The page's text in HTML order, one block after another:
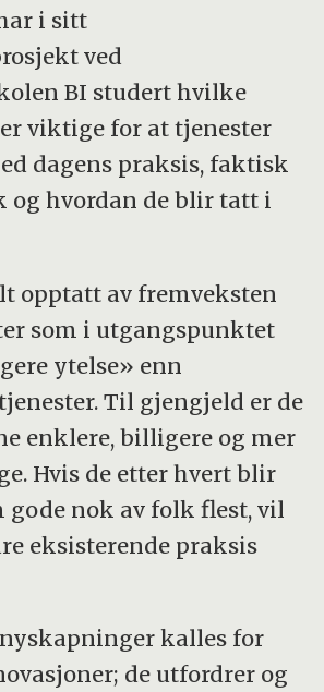
i sitt
ved
BI studert hvilke
viktige for at tjenester
dagens praksis, faktisk
hvordan de blir tatt i
opptatt av fremveksten
som i utgangspunktet
ytelse» enn
Til gjengjeld er de
enklere, billigere og mer
Hvis de etter hvert blir
gode nok av folk flest, vil
eksisterende praksis
kalles for
de utfordrer og